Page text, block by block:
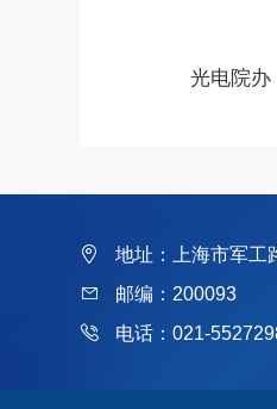
光电院办
地址：上海市军工
邮编：200093
电话：021-